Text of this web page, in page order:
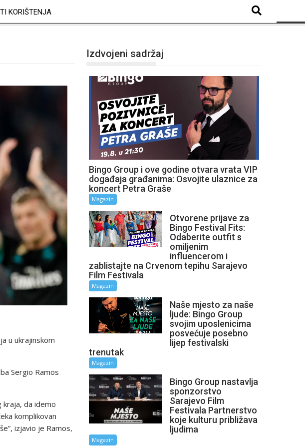
KORIŠTENJA
u ukrajinskom
Sergio Ramos
kraja, da idemo
komplikovan
izjavio je Ramos,
Izdvojeni sadržaj
Bingo Group i ove godine otvara vrata VIP
događaja građanima: Osvojite ulaznice za
koncert Petra Graše
Magazin
Otvorene prijave za
Bingo Festival Fits:
Odaberite outfit s
omiljenim
influencerom i
zablistajte na Crvenom tepihu Sarajevo
Film Festivala
Magazin
Naše mjesto za naše
ljude: Bingo Group
svojim uposlenicima
posvećuje posebno
lijep festivalski
trenutak
Magazin
Bingo Group nastavlja
sponzorstvo
Sarajevo Film
Festivala Partnerstvo
koje kulturu približava
ljudima
Magazin